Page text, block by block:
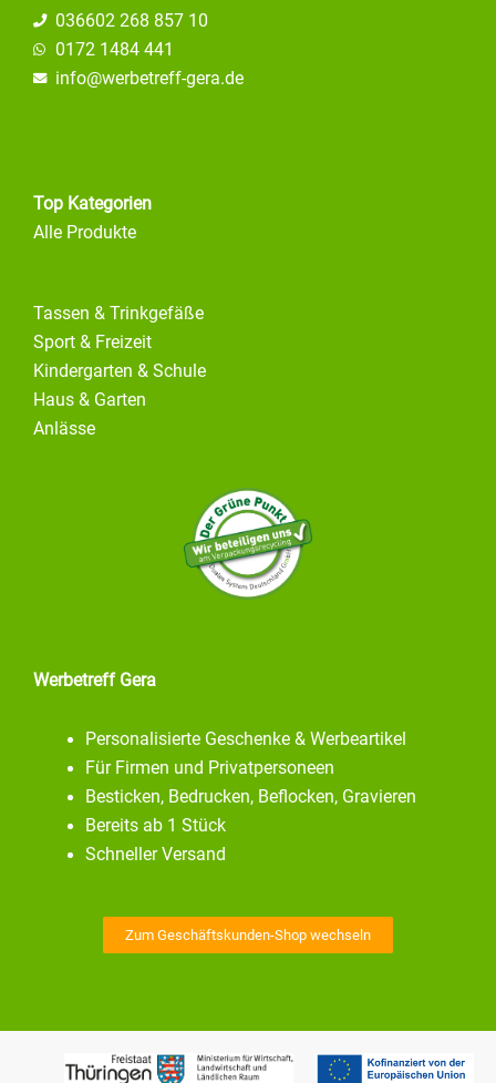
036602 268 857 10
0172 1484 441
info@werbetreff-gera.de
Top Kategorien
Alle Produkte
Tassen & Trinkgefäße
Sport & Freizeit
Kindergarten & Schule
Haus & Garten
Anlässe
Werbetreff Gera
Personalisierte Geschenke & Werbeartikel
Für Firmen und Privatpersoneen
Besticken, Bedrucken, Beflocken, Gravieren
Bereits ab 1 Stück
Schneller Versand
Zum Geschäftskunden-Shop wechseln